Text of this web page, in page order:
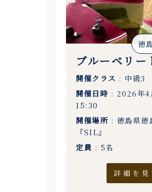
徳
ブルーベリー
開催クラス : 中級3
開催日時 : 2026年4
15:30
開催場所 : 徳島県徳
『SIL』
定員 : 5名
詳細を見